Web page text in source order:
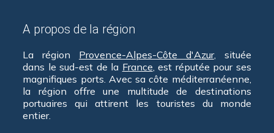
A propos de la région
La région Provence-Alpes-Côte d'Azur, située
dans le sud-est de la France, est réputée pour ses
magnifiques ports. Avec sa côte méditerranéenne,
la région offre une multitude de destinations
portuaires qui attirent les touristes du monde
entier.